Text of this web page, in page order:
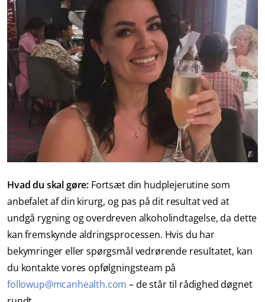
Hvad du skal gøre: Fortsæt din hudplejerutine som
anbefalet af din kirurg, og pas på dit resultat ved at
undgå rygning og overdreven alkoholindtagelse, da dette
kan fremskynde aldringsprocessen. Hvis du har
bekymringer eller spørgsmål vedrørende resultatet, kan
du kontakte vores opfølgningsteam på
followup@mcanhealth.com – de står til rådighed døgnet